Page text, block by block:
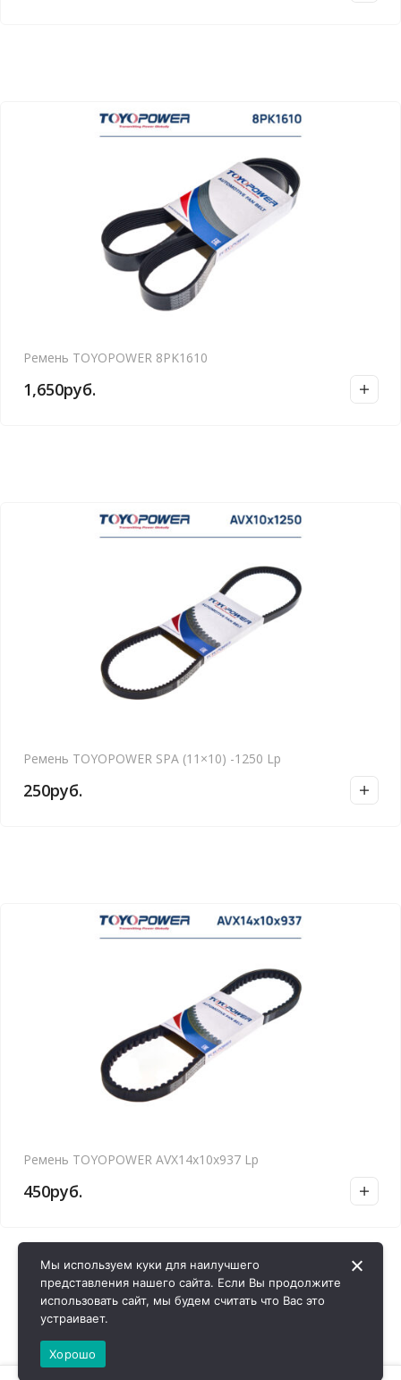
Ремень TOYOPOWER 8PK1610
1,650руб.
Ремень TOYOPOWER SPA (11×10) -1250 Lp
250руб.
Ремень TOYOPOWER AVX14x10x937 Lp
450руб.
Мы используем куки для наилучшего
представления нашего сайта. Если Вы продолжите
использовать сайт, мы будем считать что Вас это
устраивает.
Хорошо